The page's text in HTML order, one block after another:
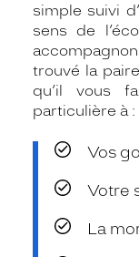
simple suivi
sens de
trouvé la
qu’il vous
particulière à :
Vos
Votre
La